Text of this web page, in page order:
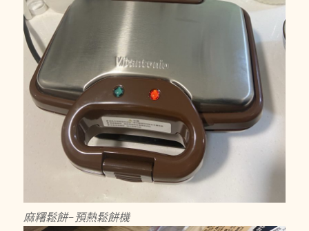
麻糬鬆餅-預熱鬆餅機